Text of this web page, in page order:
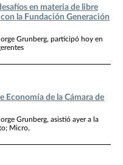
en materia de libre
la Fundación Generación
Grunberg, participó hoy en
Economía de la Cámara de
Grunberg, asistió ayer a la
Micro,